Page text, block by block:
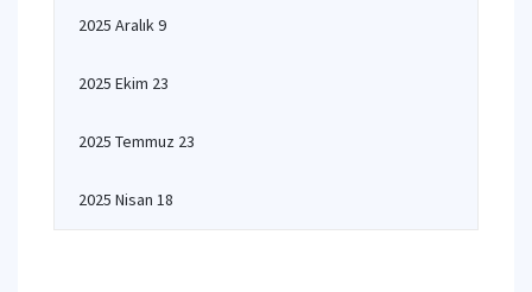
2025 Aralık 9
2025 Ekim 23
2025 Temmuz 23
2025 Nisan 18